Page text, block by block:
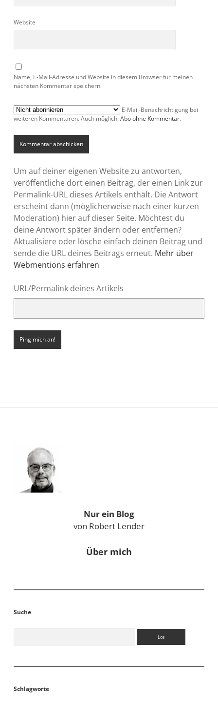
Website
Name, E-Mail-Adresse und Website in diesem Browser für meinen
nächsten Kommentar speichern.
E-Mail-Benachrichtigung bei
weiteren Kommentaren. Auch möglich: Abo ohne Kommentar.
Um auf deiner eigenen Website zu antworten,
veröffentliche dort einen Beitrag, der einen Link zur
Permalink-URL dieses Artikels enthält. Die Antwort
erscheint dann (möglicherweise nach einer kurzen
Moderation) hier auf dieser Seite. Möchtest du
deine Antwort später ändern oder entfernen?
Aktualisiere oder lösche einfach deinen Beitrag und
sende die URL deines Beitrags erneut. Mehr über
Webmentions erfahren
URL/Permalink deines Artikels
Sidebar
Nur ein Blog
von Robert Lender
Über mich
Suche
Schlagworte